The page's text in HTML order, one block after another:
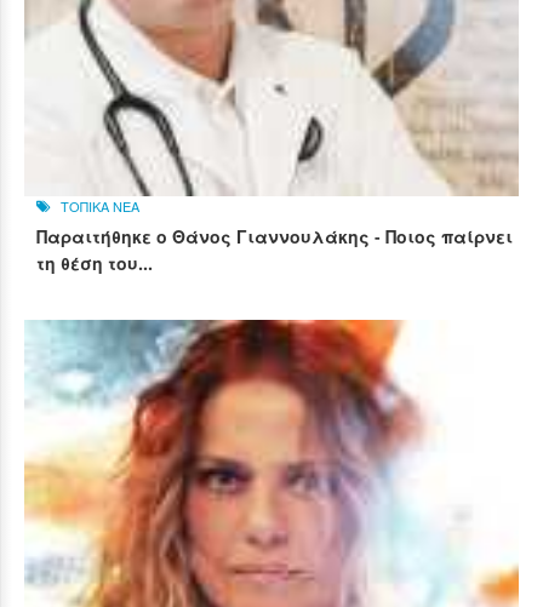
ΤΟΠΙΚΑ ΝΕΑ
Παραιτήθηκε ο Θάνος Γιαννουλάκης - Ποιος παίρνει
τη θέση του...